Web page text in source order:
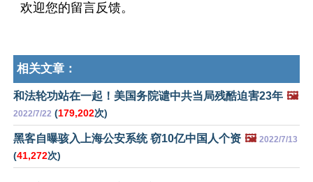
欢迎您的留言反馈。
相关文章：
和法轮功站在一起！美国务院谴中共当局残酷迫害23年 🖼️
2022/7/22 (179,202次)
黑客自曝骇入上海公安系统 窃10亿中国人个资 🖼️ 2022/7/13
(41,272次)